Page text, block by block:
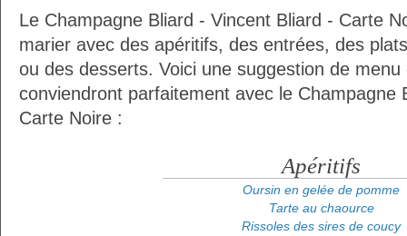
Le Champagne Bliard - Vincent Bliard - Carte
marier avec des apéritifs, des entrées, des
ou des desserts. Voici une suggestion de
conviendront parfaitement avec le Champagne
Carte Noire :
Apéritifs
Oursin en gelée de pomme
Tarte au chaource
Rissoles des sires de coucy